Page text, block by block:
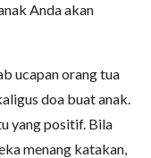
Anda akan
ucapan orang tua
doa buat anak.
yang positif. Bila
menang katakan,